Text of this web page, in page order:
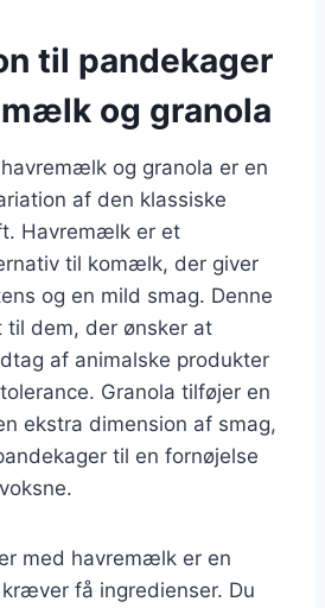
til pandekager
og granola
og granola er en
af den klassiske
Havremælk er et
til komælk, der giver
og en mild smag. Denne
dem, der ønsker at
af animalske produkter
Granola tilføjer en
ekstra dimension af smag,
til en fornøjelse
med havremælk er en
få ingredienser. Du